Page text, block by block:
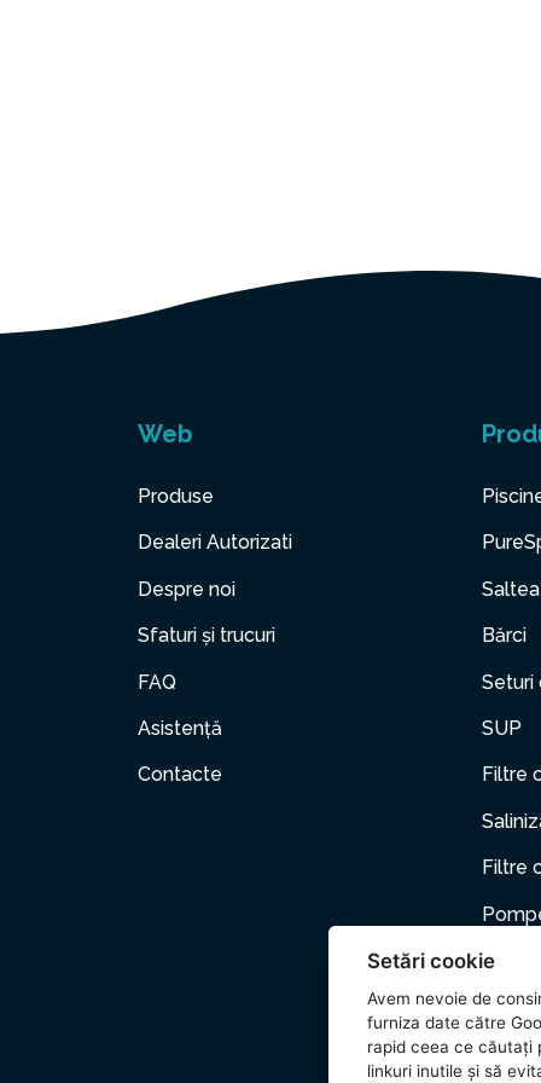
Web
Produse
Dealeri Autorizati
Despre noi
Sfaturi și trucuri
FAQ
Asistență
Contacte
Bărci
Seturi
SUP
Filtre
Filtre
Setări cookie
Avem nevoie de
furniza date către
rapid ceea ce căutați
linkuri inutile și să